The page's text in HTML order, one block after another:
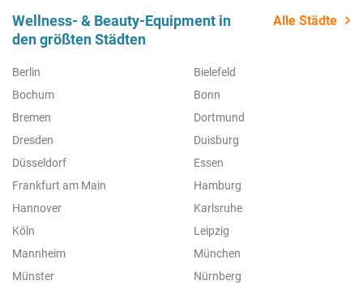
Wellness- & Beauty-Equipment in
den größten Städten
Alle Städte
Berlin
Bielefeld
Bochum
Bonn
Bremen
Dortmund
Dresden
Duisburg
Düsseldorf
Essen
Frankfurt am Main
Hamburg
Hannover
Karlsruhe
Köln
Leipzig
Mannheim
München
Münster
Nürnberg